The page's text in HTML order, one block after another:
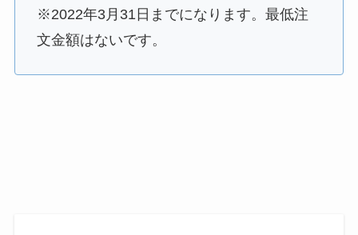
※2022年3月31日までになります。最低注
文金額はないです。